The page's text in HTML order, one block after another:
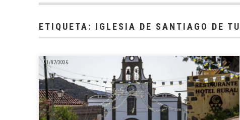
ETIQUETA: IGLESIA DE SANTIAGO DE
01/07/2026